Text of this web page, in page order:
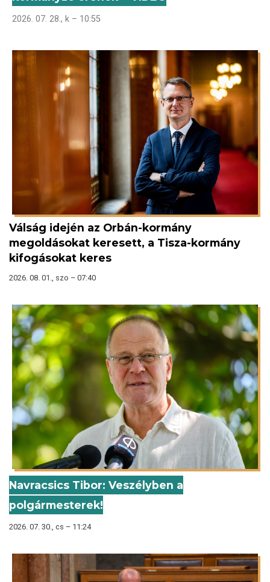
2026. 07. 28., k – 10:55
Válság idején az Orbán-kormány
megoldásokat keresett, a Tisza-kormány
kifogásokat keres
2026. 08. 01., szo – 07:40
Navracsics Tibor: Veszélyben a
polgármesterek!
2026. 07. 30., cs – 11:24